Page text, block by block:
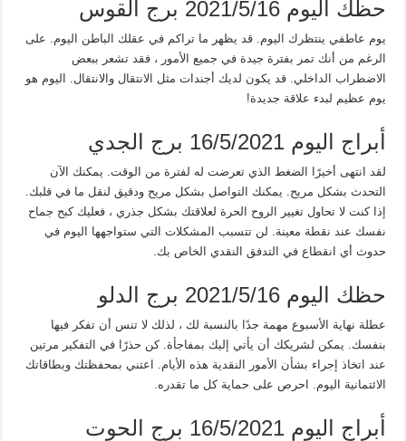
حظك اليوم 2021/5/16 برج القوس
يوم عاطفي ينتظرك اليوم. قد يظهر ما تراكم في عقلك الباطن اليوم. على
الرغم من أنك تمر بفترة جيدة في جميع الأمور ، فقد تشعر ببعض
الاضطراب الداخلي. قد يكون لديك أجندات مثل الانتقال والانتقال. اليوم هو
يوم عظيم لبدء علاقة جديدة!
أبراج اليوم 16/5/2021 برج الجدي
لقد انتهى أخيرًا الضغط الذي تعرضت له لفترة من الوقت. يمكنك الآن
التحدث بشكل مريح. يمكنك التواصل بشكل مريح ودقيق لنقل ما في قلبك.
إذا كنت لا تحاول تغيير الروح الحرة لعلاقتك بشكل جذري ، فعليك كبح جماح
نفسك عند نقطة معينة. لن تتسبب المشكلات التي ستواجهها اليوم في
حدوث أي انقطاع في التدفق النقدي الخاص بك.
حظك اليوم 2021/5/16 برج الدلو
عطلة نهاية الأسبوع مهمة جدًا بالنسبة لك ، لذلك لا تنس أن تفكر فيها
بنفسك. يمكن لشريكك أن يأتي إليك بمفاجأة. كن حذرًا في التفكير مرتين
عند اتخاذ إجراء بشأن الأمور النقدية هذه الأيام. اعتني بمحفظتك وبطاقاتك
الائتمانية اليوم. احرص على حماية كل ما تقدره.
أبراج اليوم 16/5/2021 برج الحوت